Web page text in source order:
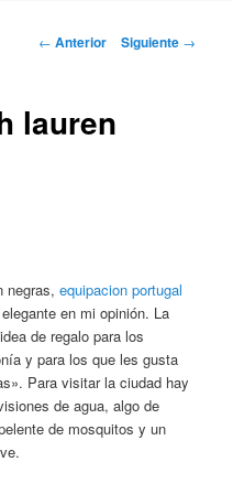
Navegación
← Anterior Siguiente →
lauren
negras,equipacion portugal
en mi opinión. La
de regalo para los
y para los que les gusta
Para visitar la ciudad hay
de agua, algo de
de mosquitos y un